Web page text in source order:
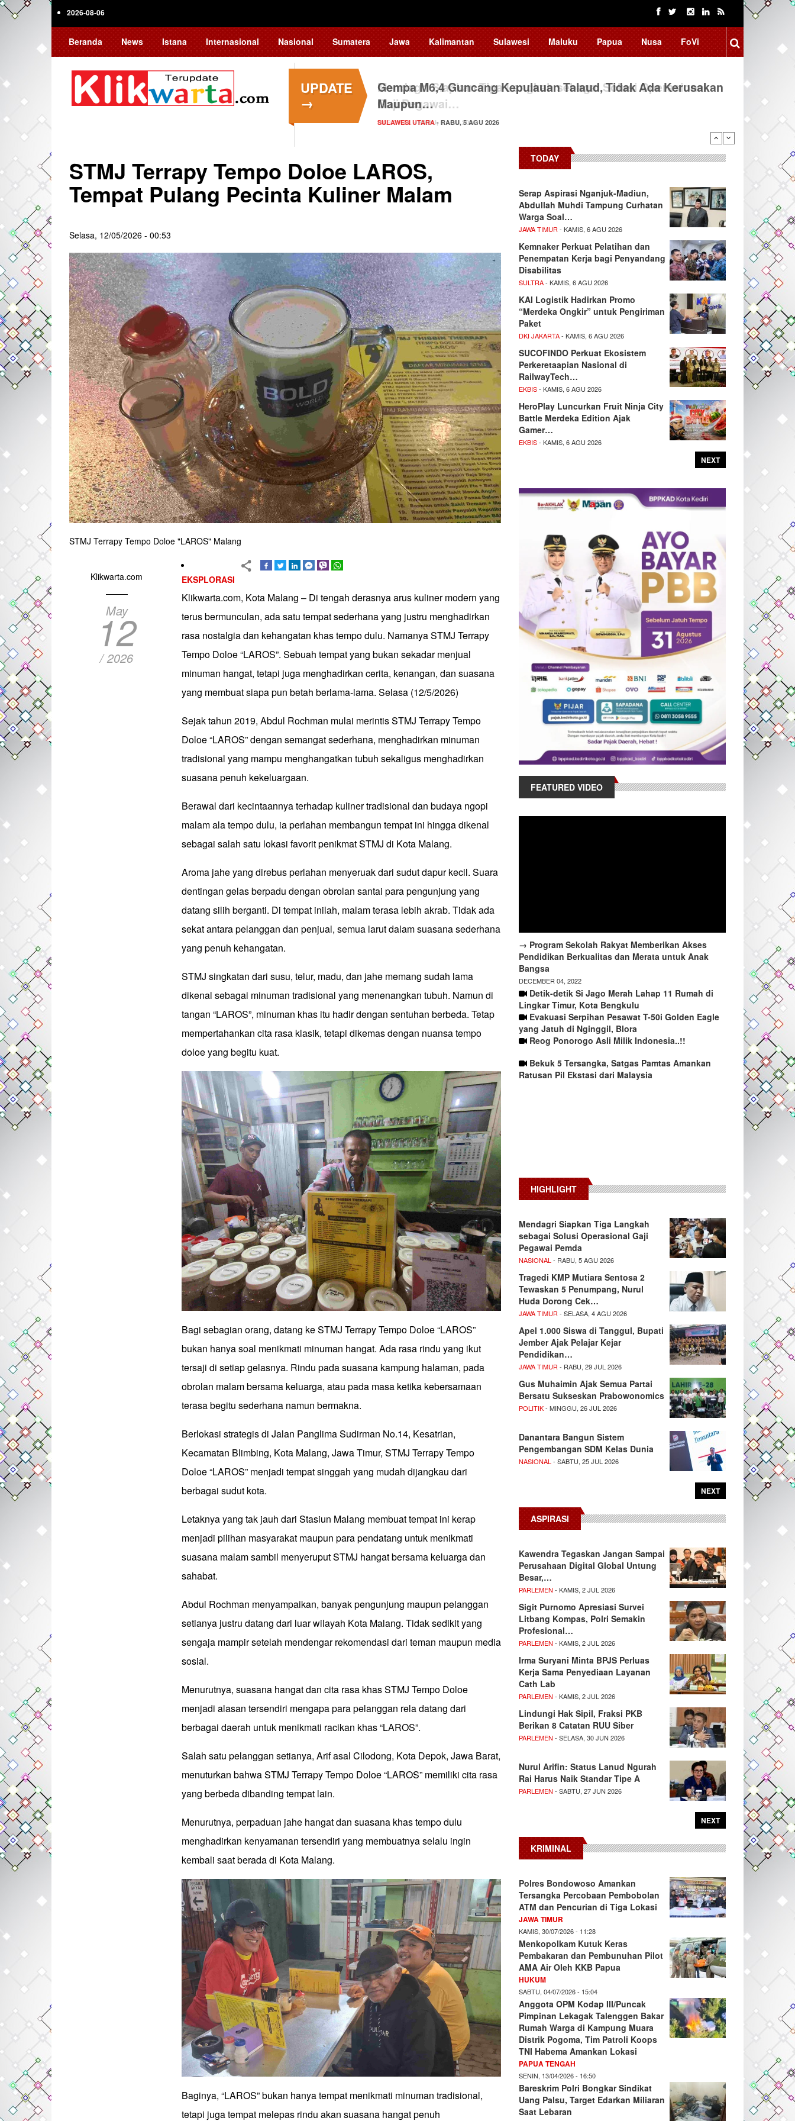
Skip
2026-08-06
Beranda News Istana Internasional Nasional Sumatera Jawa Kalimantan Sulawesi Maluku Papua Nusa FoVi
UPDATE
→
Gempa M6,4 Guncang Kepulauan Talaud, Tidak Ada Kerusakan
Maupun…
SULAWESI UTARA- RABU, 5 AGU 2026
STMJ Terrapy Tempo Doloe LAROS,
Tempat Pulang Pecinta Kuliner Malam
Selasa, 12/05/2026 - 00:53
STMJ Terrapy Tempo Doloe "LAROS" Malang
Klikwarta.com
May
12
/ 2026
EKSPLORASI
Klikwarta.com, Kota Malang – Di tengah derasnya arus kuliner modern yang
terus bermunculan, ada satu tempat sederhana yang justru menghadirkan
rasa nostalgia dan kehangatan khas tempo dulu. Namanya STMJ Terrapy
Tempo Doloe “LAROS”. Sebuah tempat yang bukan sekadar menjual
minuman hangat, tetapi juga menghadirkan cerita, kenangan, dan suasana
yang membuat siapa pun betah berlama-lama. Selasa (12/5/2026)
Sejak tahun 2019, Abdul Rochman mulai merintis STMJ Terrapy Tempo
Doloe “LAROS” dengan semangat sederhana, menghadirkan minuman
tradisional yang mampu menghangatkan tubuh sekaligus menghadirkan
suasana penuh kekeluargaan.
Berawal dari kecintaannya terhadap kuliner tradisional dan budaya ngopi
malam ala tempo dulu, ia perlahan membangun tempat ini hingga dikenal
sebagai salah satu lokasi favorit penikmat STMJ di Kota Malang.
Aroma jahe yang direbus perlahan menyeruak dari sudut dapur kecil. Suara
dentingan gelas berpadu dengan obrolan santai para pengunjung yang
datang silih berganti. Di tempat inilah, malam terasa lebih akrab. Tidak ada
sekat antara pelanggan dan penjual, semua larut dalam suasana sederhana
yang penuh kehangatan.
STMJ singkatan dari susu, telur, madu, dan jahe memang sudah lama
dikenal sebagai minuman tradisional yang menenangkan tubuh. Namun di
tangan “LAROS”, minuman khas itu hadir dengan sentuhan berbeda. Tetap
mempertahankan cita rasa klasik, tetapi dikemas dengan nuansa tempo
doloe yang begitu kuat.
Bagi sebagian orang, datang ke STMJ Terrapy Tempo Doloe “LAROS”
bukan hanya soal menikmati minuman hangat. Ada rasa rindu yang ikut
tersaji di setiap gelasnya. Rindu pada suasana kampung halaman, pada
obrolan malam bersama keluarga, atau pada masa ketika kebersamaan
terasa begitu sederhana namun bermakna.
Berlokasi strategis di Jalan Panglima Sudirman No.14, Kesatrian,
Kecamatan Blimbing, Kota Malang, Jawa Timur, STMJ Terrapy Tempo
Doloe “LAROS” menjadi tempat singgah yang mudah dijangkau dari
berbagai sudut kota.
Letaknya yang tak jauh dari Stasiun Malang membuat tempat ini kerap
menjadi pilihan masyarakat maupun para pendatang untuk menikmati
suasana malam sambil menyeruput STMJ hangat bersama keluarga dan
sahabat.
Abdul Rochman menyampaikan, banyak pengunjung maupun pelanggan
setianya justru datang dari luar wilayah Kota Malang. Tidak sedikit yang
sengaja mampir setelah mendengar rekomendasi dari teman maupun media
sosial.
Menurutnya, suasana hangat dan cita rasa khas STMJ Tempo Doloe
menjadi alasan tersendiri mengapa para pelanggan rela datang dari
berbagai daerah untuk menikmati racikan khas “LAROS”.
Salah satu pelanggan setianya, Arif asal Cilodong, Kota Depok, Jawa Barat,
menuturkan bahwa STMJ Terrapy Tempo Doloe “LAROS” memiliki cita rasa
yang berbeda dibanding tempat lain.
Menurutnya, perpaduan jahe hangat dan suasana khas tempo dulu
menghadirkan kenyamanan tersendiri yang membuatnya selalu ingin
kembali saat berada di Kota Malang.
Baginya, “LAROS” bukan hanya tempat menikmati minuman tradisional,
tetapi juga tempat melepas rindu akan suasana hangat penuh
TODAY
Serap Aspirasi Nganjuk-Madiun,
Abdullah Muhdi Tampung Curhatan
Warga Soal…
JAWA TIMUR - KAMIS, 6 AGU 2026
Kemnaker Perkuat Pelatihan dan
Penempatan Kerja bagi Penyandang
Disabilitas
SULTRA- KAMIS, 6 AGU 2026
KAI Logistik Hadirkan Promo
“Merdeka Ongkir” untuk Pengiriman
Paket
DKI JAKARTA- KAMIS, 6 AGU 2026
SUCOFINDO Perkuat Ekosistem
Perkeretaapian Nasional di
RailwayTech…
EKBIS- KAMIS, 6 AGU 2026
HeroPlay Luncurkan Fruit Ninja City
Battle Merdeka Edition Ajak
Gamer…
EKBIS- KAMIS, 6 AGU 2026
NEXT
FEATURED VIDEO
→ Program Sekolah Rakyat Memberikan Akses
Pendidikan Berkualitas dan Merata untuk Anak
Bangsa
DECEMBER 04, 2022
Detik-detik Si Jago Merah Lahap 11 Rumah di
Lingkar Timur, Kota Bengkulu
Evakuasi Serpihan Pesawat T-50i Golden Eagle
yang Jatuh di Nginggil, Blora
Reog Ponorogo Asli Milik Indonesia..!!
Bekuk 5 Tersangka, Satgas Pamtas Amankan
Ratusan Pil Ekstasi dari Malaysia
HIGHLIGHT
Mendagri Siapkan Tiga Langkah
sebagai Solusi Operasional Gaji
Pegawai Pemda
NASIONAL - RABU, 5 AGU 2026
Tragedi KMP Mutiara Sentosa 2
Tewaskan 5 Penumpang, Nurul
Huda Dorong Cek…
JAWA TIMUR - SELASA, 4 AGU 2026
Apel 1.000 Siswa di Tanggul, Bupati
Jember Ajak Pelajar Kejar
Pendidikan…
JAWA TIMUR - RABU, 29 JUL 2026
Gus Muhaimin Ajak Semua Partai
Bersatu Sukseskan Prabowonomics
POLITIK- MINGGU, 26 JUL 2026
Danantara Bangun Sistem
Pengembangan SDM Kelas Dunia
NASIONAL - SABTU, 25 JUL 2026
NEXT
ASPIRASI
Kawendra Tegaskan Jangan Sampai
Perusahaan Digital Global Untung
Besar,…
PARLEMEN - KAMIS, 2 JUL 2026
Sigit Purnomo Apresiasi Survei
Litbang Kompas, Polri Semakin
Profesional…
PARLEMEN - KAMIS, 2 JUL 2026
Irma Suryani Minta BPJS Perluas
Kerja Sama Penyediaan Layanan
Cath Lab
PARLEMEN - KAMIS, 2 JUL 2026
Lindungi Hak Sipil, Fraksi PKB
Berikan 8 Catatan RUU Siber
PARLEMEN - SELASA, 30 JUN 2026
Nurul Arifin: Status Lanud Ngurah
Rai Harus Naik Standar Tipe A
PARLEMEN - SABTU, 27 JUN 2026
NEXT
KRIMINAL
Polres Bondowoso Amankan
Tersangka Percobaan Pembobolan
ATM dan Pencurian di Tiga Lokasi
JAWA TIMUR
KAMIS, 30/07/2026 - 11:28
Menkopolkam Kutuk Keras
Pembakaran dan Pembunuhan Pilot
AMA Air Oleh KKB Papua
HUKUM
SABTU, 04/07/2026 - 15:04
Anggota OPM Kodap III/Puncak
Pimpinan Lekagak Talenggen Bakar
Rumah Warga di Kampung Muara
Distrik Pogoma, Tim Patroli Koops
TNI Habema Amankan Lokasi
PAPUA TENGAH
SENIN, 13/04/2026 - 16:50
Bareskrim Polri Bongkar Sindikat
Uang Palsu, Target Edarkan Miliaran
Saat Lebaran